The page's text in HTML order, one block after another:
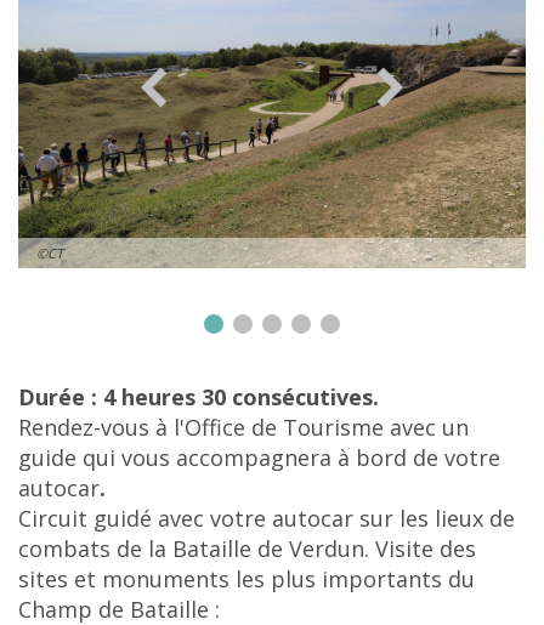
©CT
Durée : 4 heures 30 consécutives.
Rendez-vous à l'Office de Tourisme avec un
guide qui vous accompagnera à bord de votre
autocar.
Circuit guidé avec votre autocar sur les lieux de
combats de la Bataille de Verdun. Visite des
sites et monuments les plus importants du
Champ de Bataille :